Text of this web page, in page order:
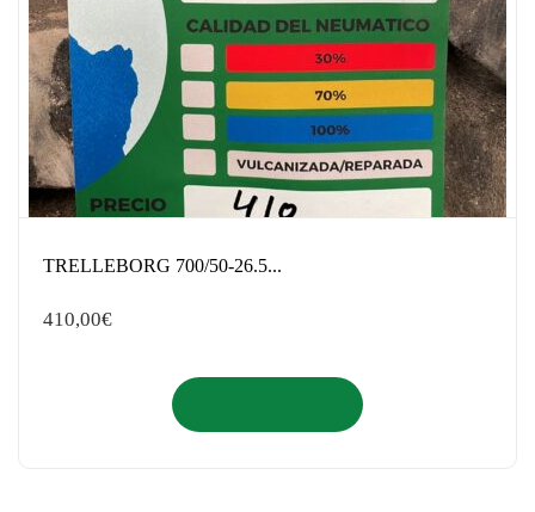
TRELLEBORG 700/50-26.5...
410,00€